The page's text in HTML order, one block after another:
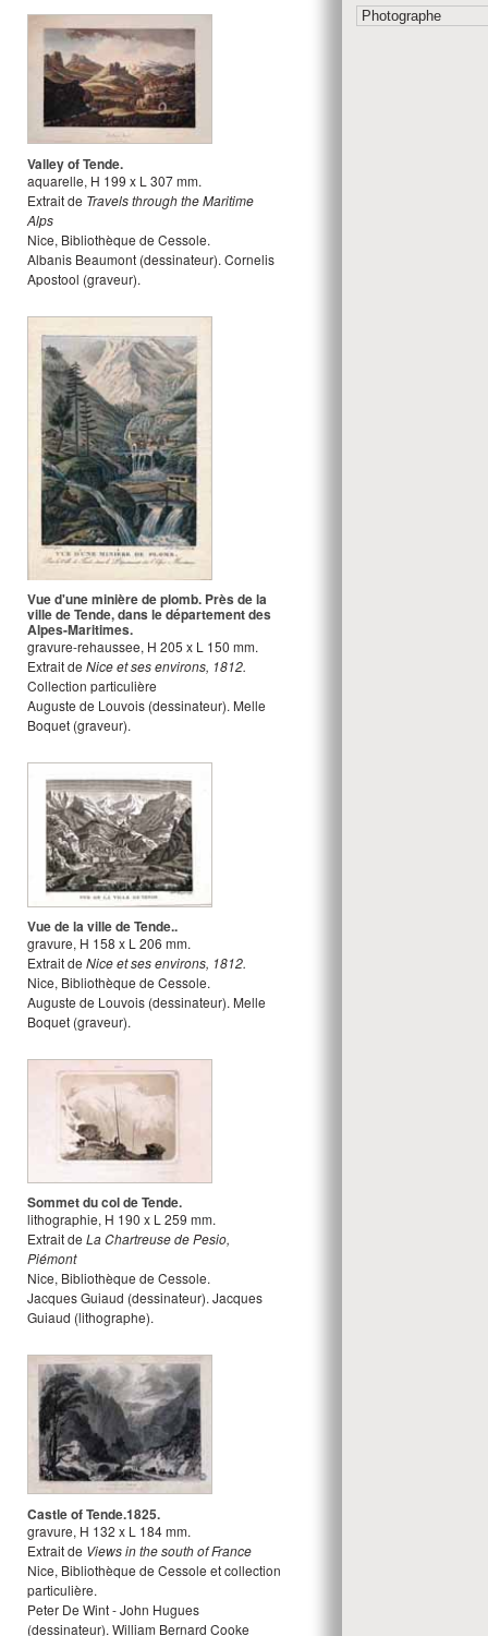
Valley of Tende.
aquarelle, H 199 x L 307mm.
Extrait de Travels through the Maritime
Alps
Nice, Bibliothèque de Cessole.
Albanis Beaumont (dessinateur). Cornelis
Apostool (graveur).
Vue d'une minière de plomb. Près de la
ville de Tende, dans le département des
Alpes-Maritimes.
gravure-rehaussee, H 205 x L 150 mm.
Extrait de Nice et ses environs, 1812.
Collection particulière
Auguste de Louvois (dessinateur). Melle
Boquet (graveur).
Vue de la ville de Tende..
gravure, H 158 x L206 mm.
Extrait de Nice et ses environs, 1812.
Nice, Bibliothèque de Cessole.
Auguste de Louvois (dessinateur). Melle
Boquet (graveur).
Sommet du col de Tende.
lithographie, H 190 x L 259 mm.
Extrait de La Chartreuse de Pesio,
Piémont
Nice, Bibliothèque de Cessole.
Jacques Guiaud (dessinateur). Jacques
Guiaud (lithographe).
Castle of Tende.1825.
gravure, H 132 x L 184mm.
Extrait de Views in the south of France
Nice, Bibliothèque de Cessole et collection
particulière.
Peter De Wint - John Hugues
(dessinateur). William Bernard Cooke